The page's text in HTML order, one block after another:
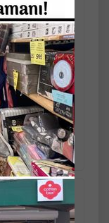
Son Fırsat
%5
TL
TL
Sepete
Ekle